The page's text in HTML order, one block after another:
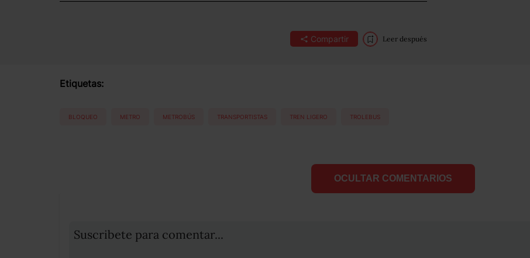
Compartir Leer después
Etiquetas:
BLOQUEO METRO METROBÚS TRANSPORTISTAS TREN LIGERO TROLEBUS
OCULTAR COMENTARIOS
Suscribete para comentar...